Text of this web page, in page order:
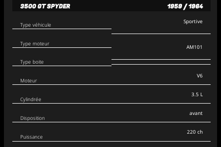
3500 GT SPYDER 1959 / 1964
Type véhicule
Type moteur
Type boite
Sportive
AM101
Moteur
Cylindrée
Disposition
V6
3.5 L
avant
Puissance
220 ch